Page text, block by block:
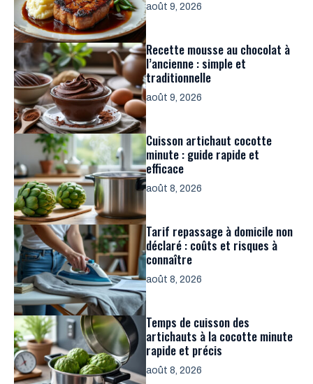
août 9, 2026
Recette mousse au chocolat à
l’ancienne : simple et
traditionnelle
août 9, 2026
Cuisson artichaut cocotte
minute : guide rapide et
efficace
août 8, 2026
Tarif repassage à domicile non
déclaré : coûts et risques à
connaître
août 8, 2026
Temps de cuisson des
artichauts à la cocotte minute
rapide et précis
août 8, 2026